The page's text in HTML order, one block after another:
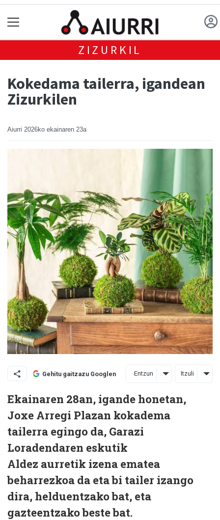
ZIZURKIL
Kokedama tailerra, igandean
Zizurkilen
Aiurri 2026ko ekainaren 23a
Gehitu gaitzazu Googlen Entzun Itzuli
Ekainaren 28an, igande honetan,
Joxe Arregi Plazan kokadema
tailerra egingo da, Garazi
Loradendaren eskutik
Aldez aurretik izena ematea
beharrezkoa da eta bi tailer izango
dira, helduentzako bat, eta
gazteentzako beste bat.